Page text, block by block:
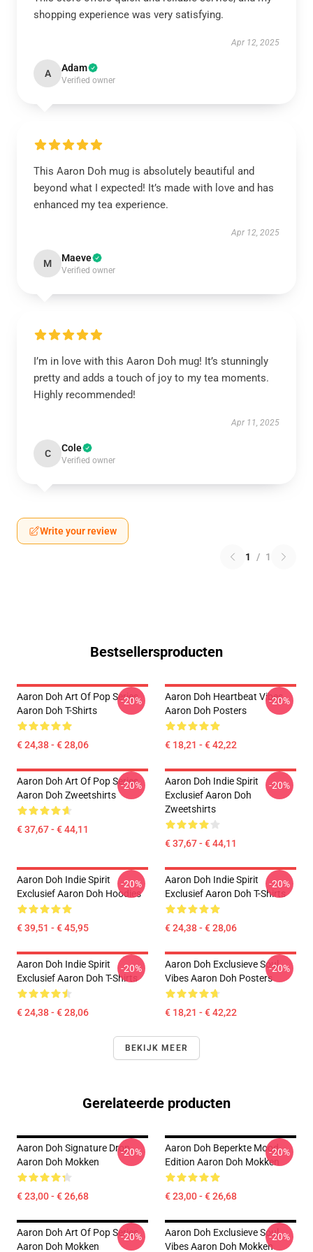
shopping experience was very satisfying.
Apr 12, 2025
A Adam
Verified owner
This Aaron Doh mug is absolutely beautiful and
beyond what I expected! It’s made with love and has
enhanced my tea experience.
Apr 12, 2025
M Maeve
Verified owner
I’m in love with this Aaron Doh mug! It’s stunningly
pretty and adds a touch of joy to my tea moments.
Highly recommended!
Apr 11, 2025
C Cole
Verified owner
Write your review
1 / 1
Bestsellersproducten
Aaron Doh Art Of Pop Series
Aaron Doh T-Shirts
€ 24,38 - € 28,06
-20%
Aaron Doh Heartbeat Vibes
Aaron Doh Posters
€ 18,21 - € 42,22
-20%
Aaron Doh Art Of Pop Series
Aaron Doh Zweetshirts
€ 37,67 - € 44,11
-20%
Aaron Doh Indie Spirit
Exclusief Aaron Doh
Zweetshirts
€ 37,67 - € 44,11
-20%
Aaron Doh Indie Spirit
Exclusief Aaron Doh Hoodies
€ 39,51 - € 45,95
-20%
Aaron Doh Indie Spirit
Exclusief Aaron Doh T-Shirts
€ 24,38 - € 28,06
-20%
Aaron Doh Indie Spirit
Exclusief Aaron Doh T-Shirts
€ 24,38 - € 28,06
-20%
Aaron Doh Exclusieve Soul
Vibes Aaron Doh Posters
€ 18,21 - € 42,22
-20%
BEKIJK MEER
Gerelateerde producten
Aaron Doh Signature Drop
Aaron Doh Mokken
€ 23,00 - € 26,68
-20%
Aaron Doh Beperkte Mood
Edition Aaron Doh Mokken
€ 23,00 - € 26,68
-20%
Aaron Doh Art Of Pop Series
Aaron Doh Mokken
-20%
Aaron Doh Exclusieve Soul
Vibes Aaron Doh Mokken
-20%